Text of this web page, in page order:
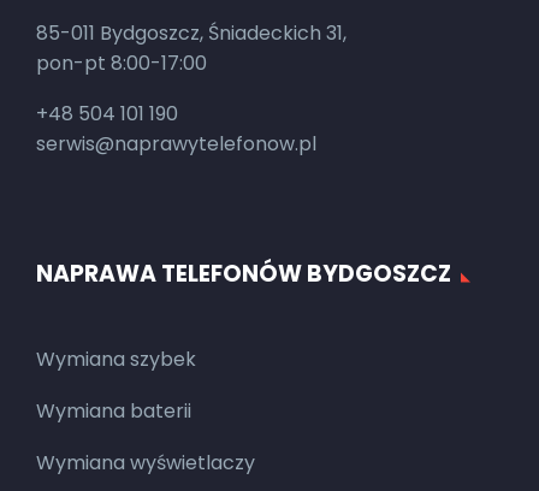
85-011 Bydgoszcz, Śniadeckich 31,
pon-pt 8:00-17:00
+48 504 101 190
serwis@naprawytelefonow.pl
NAPRAWA TELEFONÓW BYDGOSZCZ
Wymiana szybek
Wymiana baterii
Wymiana wyświetlaczy